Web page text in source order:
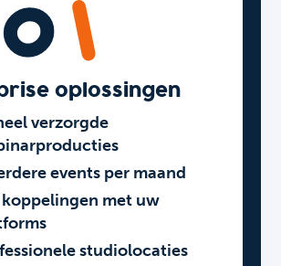
oplossingen
verzorgde
events per maand
koppelingen met uw
studiolocaties